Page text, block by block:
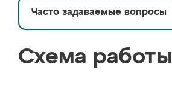
Часто задаваемые вопросы
Схема работы